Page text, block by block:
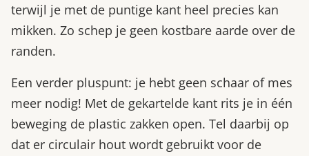
terwijl je met de puntige kant heel precies kan
mikken. Zo schep je geen kostbare aarde over de
randen.
Een verder pluspunt: je hebt geen schaar of mes
meer nodig! Met de gekartelde kant rits je in één
beweging de plastic zakken open. Tel daarbij op
dat er circulair hout wordt gebruikt voor de